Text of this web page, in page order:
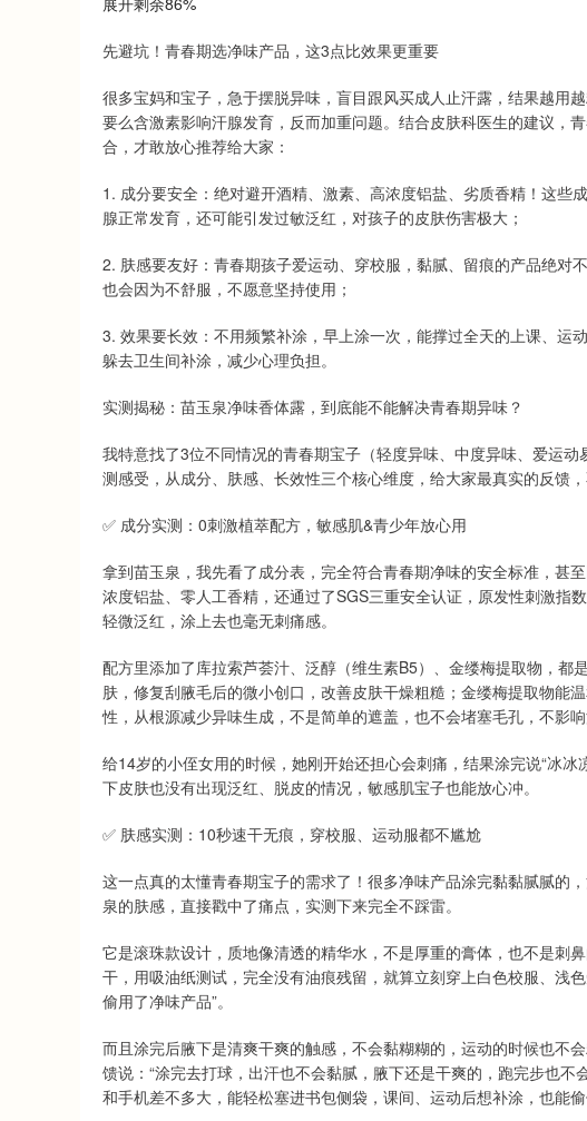
先避坑！青春期选净味产品，这3点比效果更重要
很多宝妈和宝子，急于摆脱异味，盲目跟风买成人止汗露，结果越
要么含激素影响汗腺发育，反而加重问题。结合皮肤科医生的建议，
合，才敢放心推荐给大家：
1. 成分要安全：绝对避开酒精、激素、高浓度铝盐、劣质香精！这些
腺正常发育，还可能引发过敏泛红，对孩子的皮肤伤害极大；
2. 肤感要友好：青春期孩子爱运动、穿校服，黏腻、留痕的产品绝对
也会因为不舒服，不愿意坚持使用；
3. 效果要长效：不用频繁补涂，早上涂一次，能撑过全天的上课、运
躲去卫生间补涂，减少心理负担。
实测揭秘：苗玉泉净味香体露，到底能不能解决青春期异味？
我特意找了3位不同情况的青春期宝子（轻度异味、中度异味、爱运
测感受，从成分、肤感、长效性三个核心维度，给大家最真实的反馈
✅ 成分实测：0刺激植萃配方，敏感肌&青少年放心用
拿到苗玉泉，我先看了成分表，完全符合青春期净味的安全标准，甚
浓度铝盐、零人工香精，还通过了SGS三重安全认证，原发性刺激指
轻微泛红，涂上去也毫无刺痛感。
配方里添加了库拉索芦荟汁、泛醇（维生素B5）、金缕梅提取物，
肤，修复刮腋毛后的微小创口，改善皮肤干燥粗糙；金缕梅提取物能
性，从根源减少异味生成，不是简单的遮盖，也不会堵塞毛孔，不影
给14岁的小侄女用的时候，她刚开始还担心会刺痛，结果涂完说“冰
下皮肤也没有出现泛红、脱皮的情况，敏感肌宝子也能放心冲。
✅ 肤感实测：10秒速干无痕，穿校服、运动服都不尴尬
这一点真的太懂青春期宝子的需求了！很多净味产品涂完黏黏腻腻的
泉的肤感，直接戳中了痛点，实测下来完全不踩雷。
它是滚珠款设计，质地像清透的精华水，不是厚重的膏体，也不是刺
干，用吸油纸测试，完全没有油痕残留，就算立刻穿上白色校服、浅
偷用了净味产品”。
而且涂完后腋下是清爽干爽的触感，不会黏糊糊的，运动的时候也不
馈说：“涂完去打球，出汗也不会黏腻，腋下还是干爽的，跑完步也不
和手机差不多大，能轻松塞进书包侧袋，课间、运动后想补涂，也能偷